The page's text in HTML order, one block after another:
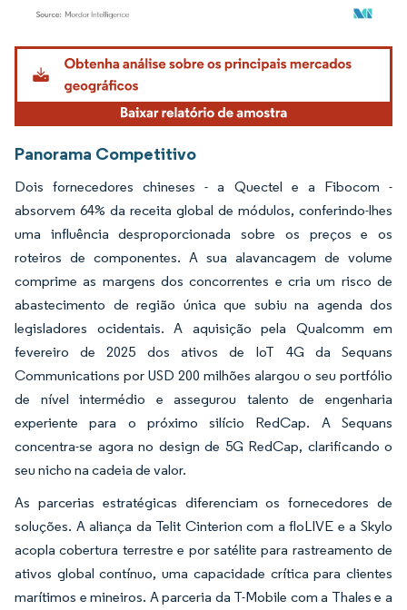
Imagem © Mordor Intelligence. O reuso requer atribuição conforme CC BY 4.0.
Panorama Competitivo
Dois fornecedores chineses - a Quectel e a Fibocom -
absorvem 64% da receita global de módulos, conferindo-lhes
uma influência desproporcionada sobre os preços e os
roteiros de componentes. A sua alavancagem de volume
comprime as margens dos concorrentes e cria um risco de
abastecimento de região única que subiu na agenda dos
legisladores ocidentais. A aquisição pela Qualcomm em
fevereiro de 2025 dos ativos de IoT 4G da Sequans
Communications por USD 200 milhões alargou o seu portfólio
de nível intermédio e assegurou talento de engenharia
experiente para o próximo silício RedCap. A Sequans
concentra-se agora no design de 5G RedCap, clarificando o
seu nicho na cadeia de valor.
As parcerias estratégicas diferenciam os fornecedores de
soluções. A aliança da Telit Cinterion com a floLIVE e a Skylo
acopla cobertura terrestre e por satélite para rastreamento de
ativos global contínuo, uma capacidade crítica para clientes
marítimos e mineiros. A parceria da T-Mobile com a Thales e a